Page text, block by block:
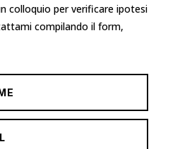
colloquio per verificare ipotesi
compilando il form,